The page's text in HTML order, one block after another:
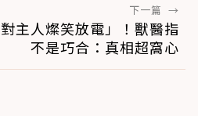
下一篇 →
主人燦笑放電」！獸醫指
不是巧合：真相超窩心